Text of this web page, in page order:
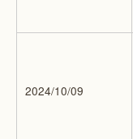
2024/10/09